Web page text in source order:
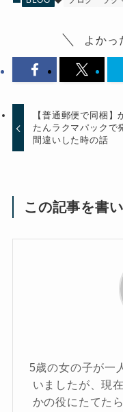
よかっ
【普通郵便で同梱】
たんラクマパックで
間違いした時の話
この記事を書
5歳の女の子が一
いましたが、現
かの役にたてた